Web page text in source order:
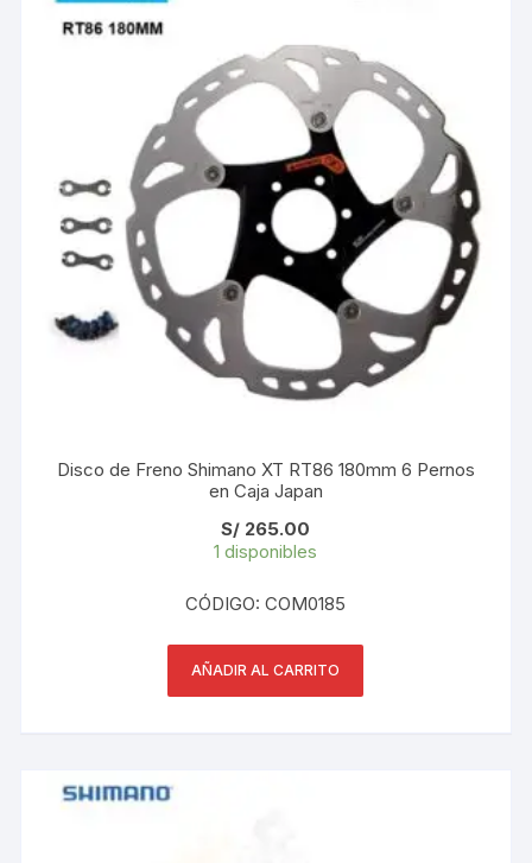
Disco de Freno Shimano XT RT86 180mm 6 Pernos
en Caja Japan
S/ 265.00
1 disponibles
CÓDIGO: COM0185
AÑADIR AL CARRITO